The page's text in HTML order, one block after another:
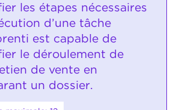
les étapes nécessaires
d’une tâche
est capable de
le déroulement de
de vente en
un dossier.